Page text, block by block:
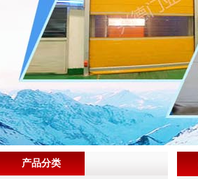
产品分类